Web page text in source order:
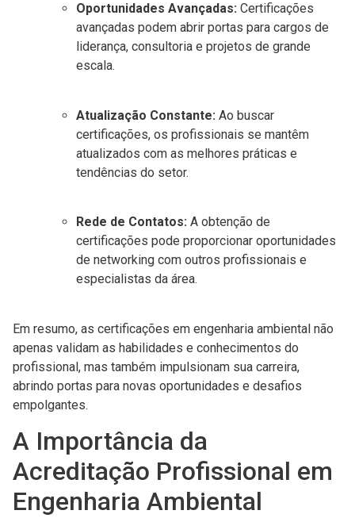
Oportunidades Avançadas: Certificações
avançadas podem abrir portas para cargos de
liderança, consultoria e projetos de grande
escala.
Atualização Constante: Ao buscar
certificações, os profissionais se mantêm
atualizados com as melhores práticas e
tendências do setor.
Rede de Contatos: A obtenção de
certificações pode proporcionar oportunidades
de networking com outros profissionais e
especialistas da área.
Em resumo, as certificações em engenharia ambiental não
apenas validam as habilidades e conhecimentos do
profissional, mas também impulsionam sua carreira,
abrindo portas para novas oportunidades e desafios
empolgantes.
A Importância da
Acreditação Profissional em
Engenharia Ambiental